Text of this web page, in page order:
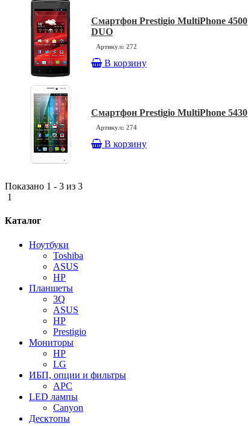
Смартфон Prestigio MultiPhone 4500
DUO
Артикул: 272
В корзину
Смартфон Prestigio MultiPhone 5430
Артикул: 274
В корзину
Показано 1 - 3 из 3
1
Каталог
Ноутбуки
Toshiba
ASUS
HP
Планшеты
3Q
ASUS
HP
Prestigio
Мониторы
HP
LG
ИБП, опции и фильтры
APC
LED лампы
Canyon
Десктопы